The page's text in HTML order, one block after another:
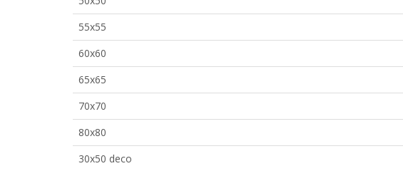
55x55
60x60
65x65
70x70
80x80
30x50 deco